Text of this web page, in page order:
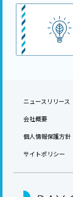
ニュースリリース
会社概要
個人情報保護方針
サイトポリシー